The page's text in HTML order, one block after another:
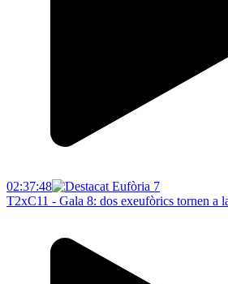
02:37:48
T2xC11 - Gala 8: dos exeufòrics tornen a